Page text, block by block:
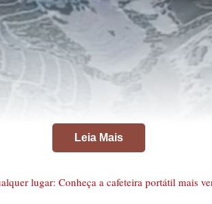
Leia Mais
lugar: Conheça a cafeteira portátil mais